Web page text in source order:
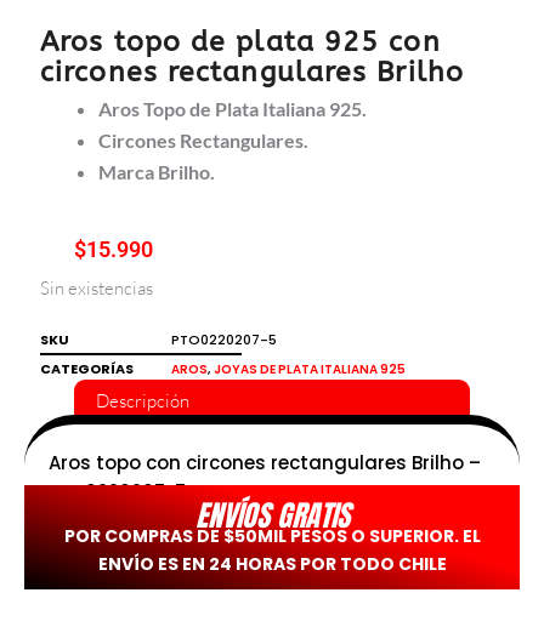
Aros topo de plata 925 con
circones rectangulares Brilho
Aros Topo de Plata Italiana 925.
Circones Rectangulares.
Marca Brilho.
$15.990
Sin existencias
SKU
PTO0220207-5
CATEGORÍAS
AROS, JOYAS DE PLATA ITALIANA 925
Descripción
Aros topo con circones rectangulares Brilho –
PTO0220207-5
ENVÍOS GRATIS
POR COMPRAS DE $50MIL PESOS O SUPERIOR. EL
ENVÍO ES EN 24 HORAS POR TODO CHILE